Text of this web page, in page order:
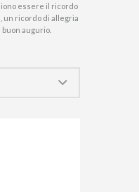
essere il ricordo
un ricordo di allegria
augurio.